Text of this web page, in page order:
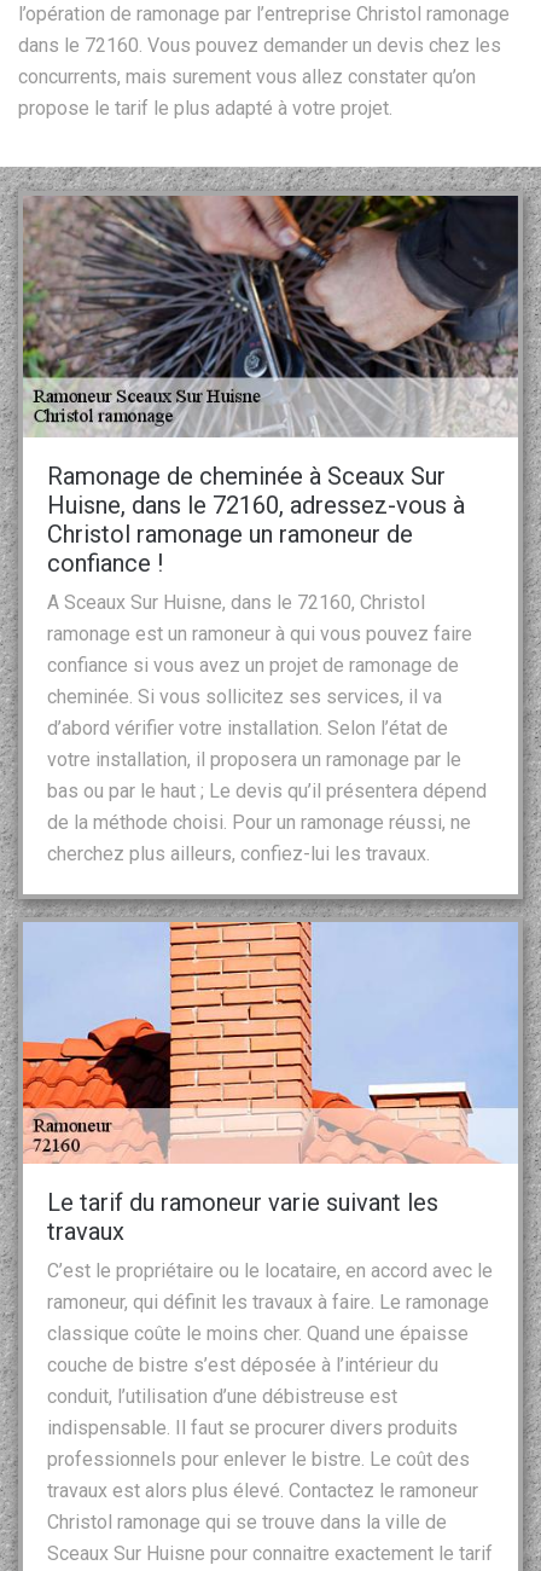
l’opération de ramonage par l’entreprise Christol ramonage
dans le 72160. Vous pouvez demander un devis chez les
concurrents, mais surement vous allez constater qu’on
propose le tarif le plus adapté à votre projet.
Ramonage de cheminée à Sceaux Sur
Huisne, dans le 72160, adressez-vous à
Christol ramonage un ramoneur de
confiance !
A Sceaux Sur Huisne, dans le 72160, Christol
ramonage est un ramoneur à qui vous pouvez faire
confiance si vous avez un projet de ramonage de
cheminée. Si vous sollicitez ses services, il va
d’abord vérifier votre installation. Selon l’état de
votre installation, il proposera un ramonage par le
bas ou par le haut ; Le devis qu’il présentera dépend
de la méthode choisi. Pour un ramonage réussi, ne
cherchez plus ailleurs, confiez-lui les travaux.
Le tarif du ramoneur varie suivant les
travaux
C’est le propriétaire ou le locataire, en accord avec le
ramoneur, qui définit les travaux à faire. Le ramonage
classique coûte le moins cher. Quand une épaisse
couche de bistre s’est déposée à l’intérieur du
conduit, l’utilisation d’une débistreuse est
indispensable. Il faut se procurer divers produits
professionnels pour enlever le bistre. Le coût des
travaux est alors plus élevé. Contactez le ramoneur
Christol ramonage qui se trouve dans la ville de
Sceaux Sur Huisne pour connaitre exactement le tarif